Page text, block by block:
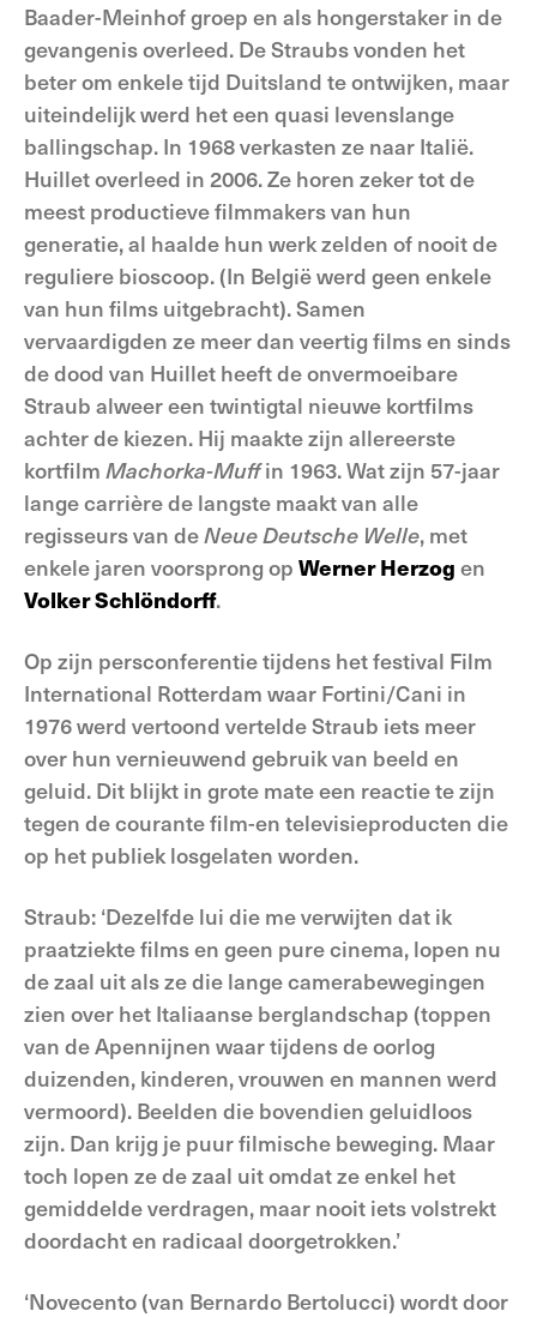
Baader-Meinhof groep en als hongerstaker in de
gevangenis overleed. De Straubs vonden het
beter om enkele tijd Duitsland te ontwijken, maar
uiteindelijk werd het een quasi levenslange
ballingschap. In 1968 verkasten ze naar Italië.
Huillet overleed in 2006. Ze horen zeker tot de
meest productieve filmmakers van hun
generatie, al haalde hun werk zelden of nooit de
reguliere bioscoop. (In België werd geen enkele
van hun films uitgebracht). Samen
vervaardigden ze meer dan veertig films en sinds
de dood van Huillet heeft de onvermoeibare
Straub alweer een twintigtal nieuwe kortfilms
achter de kiezen. Hij maakte zijn allereerste
kortfilm Machorka-Muffin 1963. Wat zijn 57-jaar
lange carrière de langste maakt van alle
regisseurs van deNeue Deutsche Welle, met
enkele jaren voorsprong op Werner Herzog en
Volker Schlöndorff.
Op zijn persconferentie tijdens het festival Film
International Rotterdam waar Fortini/Cani in
1976 werd vertoond vertelde Straub iets meer
over hun vernieuwend gebruik van beeld en
geluid. Dit blijkt in grote mate een reactie te zijn
tegen de courante film-en televisieproducten die
op het publiek losgelaten worden.
Straub: ‘Dezelfde lui die me verwijten dat ik
praatziekte films en geen pure cinema, lopen nu
de zaal uit als ze die lange camerabewegingen
zien over het Italiaanse berglandschap (toppen
van de Apennijnen waar tijdens de oorlog
duizenden, kinderen, vrouwen en mannen werd
vermoord). Beelden die bovendien geluidloos
zijn. Dan krijg je puur filmische beweging. Maar
toch lopen ze de zaal uit omdat ze enkel het
gemiddelde verdragen, maar nooit iets volstrekt
doordacht en radicaal doorgetrokken.’
‘Novecento (van Bernardo Bertolucci) wordt door